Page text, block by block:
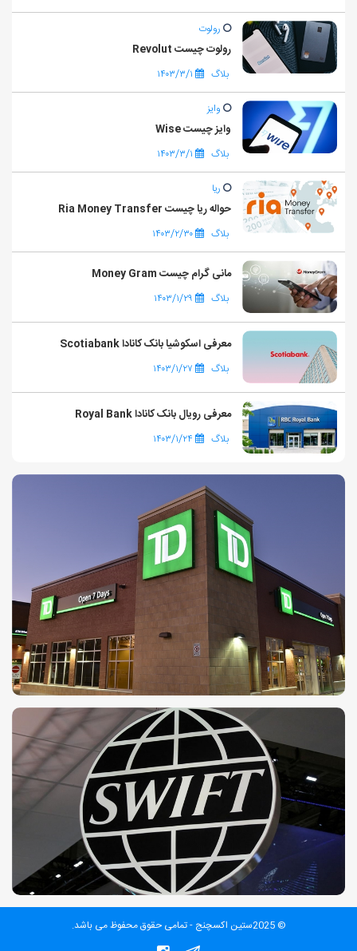
رولوت
رولوت چیست Revolut
بلاگ ۱۴۰۳/۳/۱
وایز
وایز چیست Wise
بلاگ ۱۴۰۳/۳/۱
ریا
حواله ریا چیست Ria Money Transfer
بلاگ ۱۴۰۳/۲/۳۰
مانی گرام چیست Money Gram
بلاگ ۱۴۰۳/۱/۲۹
معرفی اسکوشیا بانک کانادا Scotiabank
بلاگ ۱۴۰۳/۱/۲۷
معرفی رویال بانک کانادا Royal Bank
بلاگ ۱۴۰۳/۱/۲۴
© 2025ستین اکسچنج - تمامی حقوق محفوظ می باشد.